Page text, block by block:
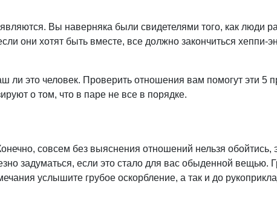
Вы наверняка были свидетелями того, как люди
они хотят быть вместе, все должно закончиться хеппи-
ли это человек. Проверить отношения вам помогут эти 5
о том, что в паре не все в порядке.
совсем без выяснения отношений нельзя обойтись,
задуматься, если это стало для вас обыденной вещью.
услышите грубое оскорбление, а так и до